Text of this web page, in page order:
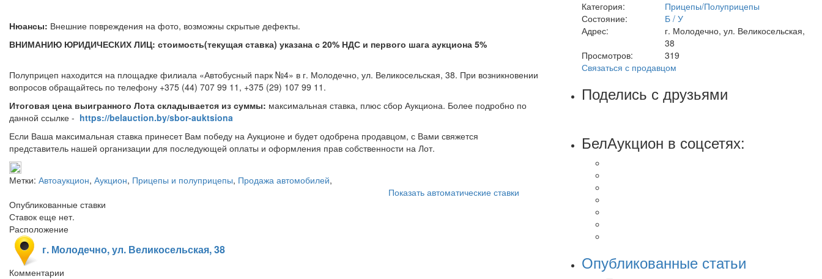
Нюансы: Внешние повреждения на фото, возможны скрытые дефекты.
ВНИМАНИЮ ЮРИДИЧЕСКИХ ЛИЦ: стоимость(текущая ставка) указана с 20% НДС и первого шага аукциона 5%
Полуприцеп находится на площадке филиала «Автобусный парк №4» в г. Молодечно, ул. Великосельская, 38. При возникновении
вопросов обращайтесь по телефону +375 (44) 707 99 11, +375 (29) 107 99 11.
Итоговая цена выигранного Лота складывается из суммы: максимальная ставка, плюс сбор Аукциона. Более подробно по
данной ссылке - https://belauction.by/sbor-auktsiona
Если Ваша максимальная ставка принесет Вам победу на Аукционе и будет одобрена продавцом, с Вами свяжется
представитель нашей организации для последующей оплаты и оформления прав собственности на Лот.
Метки: Автоаукцион, Аукцион, Прицепы и полуприцепы, Продажа автомобилей,
Показать автоматические ставки
Опубликованные ставки
Ставок еще нет.
Расположение
г. Молодечно, ул. Великосельская, 38
Комментарии
Категория:
Прицепы/Полуприцепы
Состояние:
Б / У
Адрес:
г. Молодечно, ул. Великосельская,
38
Просмотров:
319
Связаться с продавцом
Поделись с друзьями
БелАукцион в соцсетях:
Опубликованные статьи